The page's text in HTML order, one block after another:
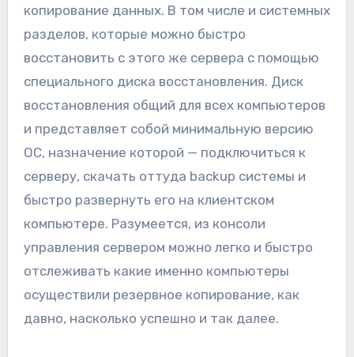
копирование данных. В том числе и системных
разделов, которые можно быстро
восстановить с этого же сервера с помощью
специального диска восстановления. Диск
восстановления общий для всех компьютеров
и представляет собой минимальную версию
ОС, назначение которой — подключиться к
серверу, скачать оттуда backup системы и
быстро развернуть его на клиентском
компьютере. Разумеется, из консоли
управления сервером можно легко и быстро
отслеживать какие именно компьютеры
осуществили резервное копирование, как
давно, насколько успешно и так далее.